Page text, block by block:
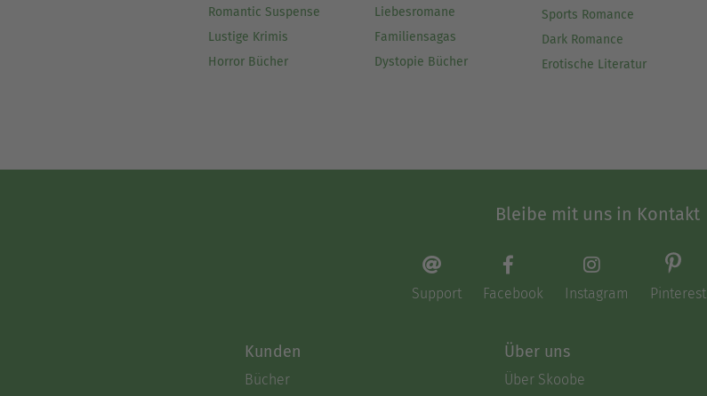
Romantic Suspense
Lustige Krimis
Horror Bücher
Liebesromane
Familiensagas
Dystopie Bücher
Sports Romance
Dark Romance
Erotische Literatur
Bleibe mit uns in Kontakt
Support Facebook Instagram Pinterest
Kunden
Bücher
Über uns
Über Skoobe